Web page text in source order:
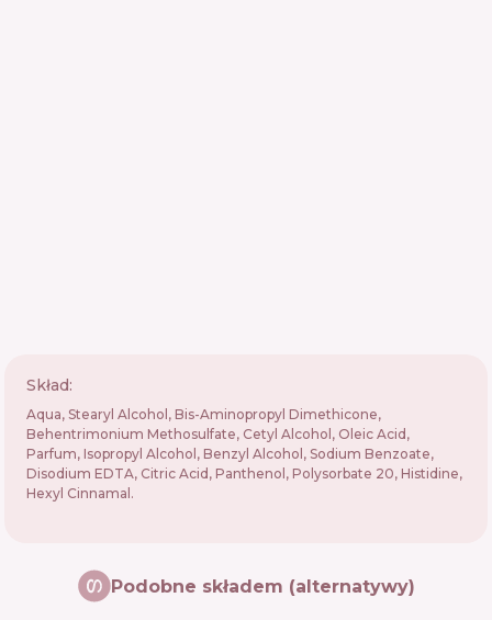
Skład:
Aqua, Stearyl Alcohol, Bis-Aminopropyl Dimethicone,
Behentrimonium Methosulfate, Cetyl Alcohol, Oleic Acid,
Parfum, Isopropyl Alcohol, Benzyl Alcohol, Sodium Benzoate,
Disodium EDTA, Citric Acid, Panthenol, Polysorbate 20, Histidine,
Hexyl Cinnamal.
Podobne składem (alternatywy)